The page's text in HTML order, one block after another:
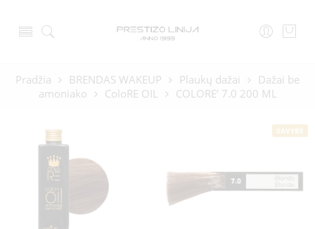
Pradžia BRENDAS WAKEUP Plaukų dažai
Dažai be
amoniako
ColoRE OIL COLORE’ 7.0 200 ML
SAVYBĖ